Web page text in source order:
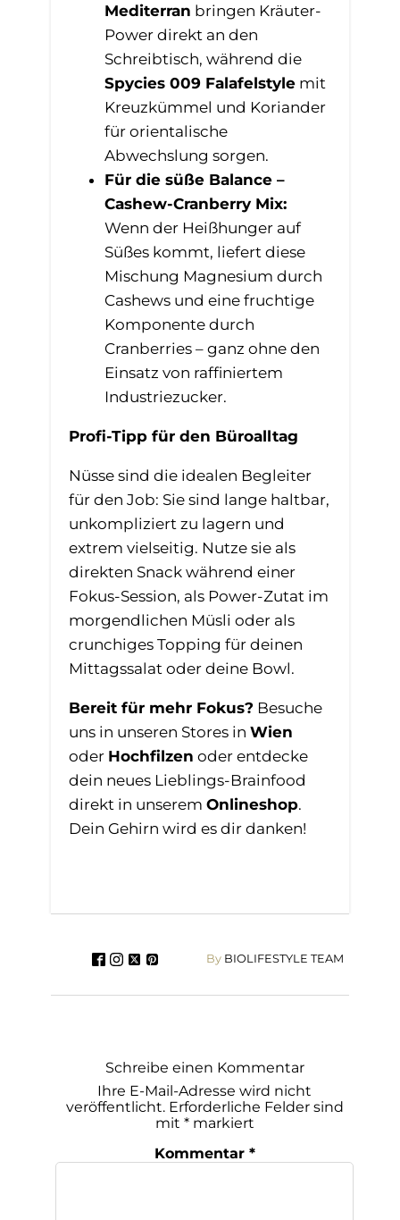
Mediterran bringen Kräuter-
Power direkt an den
Schreibtisch, während die
Spycies 009 Falafelstylemit
Kreuzkümmel und Koriander
für orientalische
Abwechslung sorgen.
Für die süße Balance –
Cashew-Cranberry Mix:
Wenn der Heißhunger auf
Süßes kommt, liefert diese
Mischung Magnesium durch
Cashews und eine fruchtige
Komponente durch
Cranberries – ganz ohne den
Einsatz von raffiniertem
Industriezucker.
Profi-Tipp für den Büroalltag
Nüsse sind die idealen Begleiter
für den Job: Sie sind lange haltbar,
unkompliziert zu lagern und
extrem vielseitig. Nutze sie als
direkten Snack während einer
Fokus-Session, als Power-Zutat im
morgendlichen Müsli oder als
crunchiges Topping für deinen
Mittagssalat oder deine Bowl.
Bereit für mehr Fokus? Besuche
uns in unseren Stores in Wien
oder Hochfilzen oder entdecke
dein neues Lieblings-Brainfood
direkt in unserem Onlineshop.
Dein Gehirn wird es dir danken!
ByBIOLIFESTYLE TEAM
Schreibe einen Kommentar
Ihre E-Mail-Adresse wird nicht
veröffentlicht. Erforderliche Felder sind
mit *markiert
Kommentar *